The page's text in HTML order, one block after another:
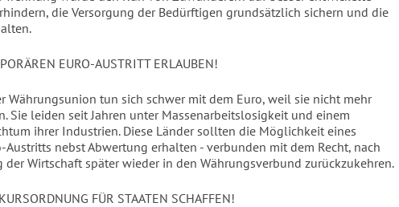
die Versorgung der Bedürftigen grundsätzlich sichern und die
EURO-AUSTRITT ERLAUBEN!
Währungsunion tun sich schwer mit dem Euro, weil sie nicht mehr
Sie leiden seit Jahren unter Massenarbeitslosigkeit und einem
ihrer Industrien. Diese Länder sollten die Möglichkeit eines
Austritts nebst Abwertung erhalten - verbunden mit dem Recht, nach
der Wirtschaft später wieder in den Währungsverbund zurückzukehren.
FÜR STAATEN SCHAFFEN!